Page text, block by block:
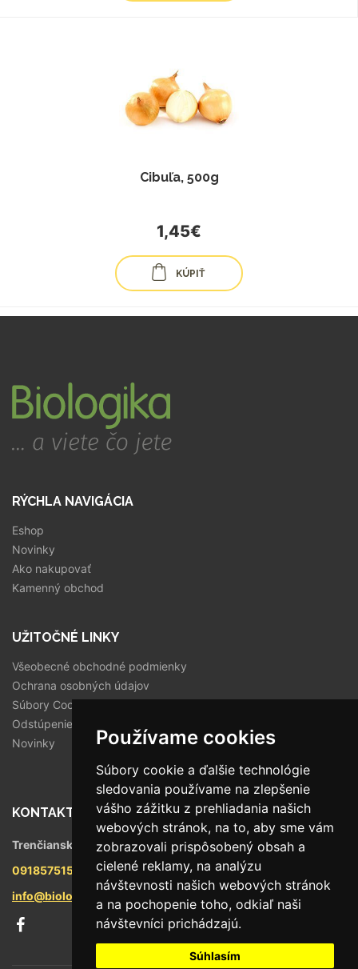
Používame cookies
Súbory cookie a ďalšie technológie
sledovania používame na zlepšenie
vášho zážitku z prehliadania našich
webových stránok, na to, aby sme vám
zobrazovali prispôsobený obsah a
cielené reklamy, na analýzu
návštevnosti našich webových stránok
a na pochopenie toho, odkiaľ naši
návštevníci prichádzajú.
Súhlasím
Cibuľa, 500g
1,45€
KÚPIŤ
RÝCHLA NAVIGÁCIA
Eshop
Novinky
Ako nakupovať
Kamenný obchod
UŽITOČNÉ LINKY
Všeobecné obchodné podmienky
Ochrana osobných údajov
Súbory Cookies
Odstúpenie od zmluvy
Novinky
KONTAKT
Trenčianska 56/F, 821 09 Bratislava
0918575158
info@biologika.sk